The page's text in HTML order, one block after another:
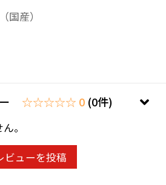
国産）
☆☆☆☆☆ 0 (0件)
。
ビューを投稿